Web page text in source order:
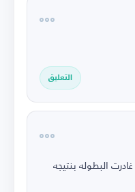
التعليق
البطوله بنتيجه